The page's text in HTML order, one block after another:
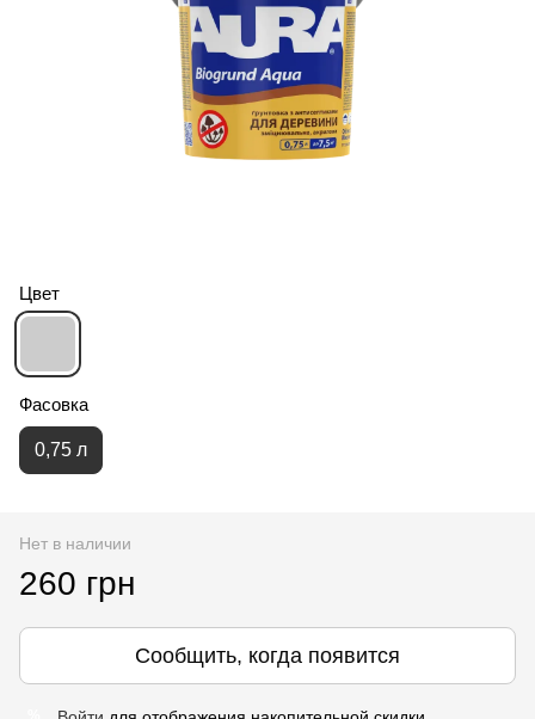
Цвет
Фасовка
0,75 л
Нет в наличии
260 грн
Сообщить, когда появится